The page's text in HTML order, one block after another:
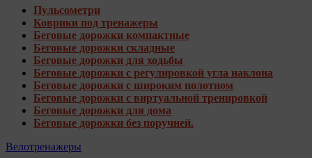
Пульсометри
Коврики под тренажеры
Беговые дорожки компактные
Беговые дорожки складные
Беговые дорожки для ходьбы
Беговые дорожки с регулировкой угла наклона
Беговые дорожки с широким полотном
Беговые дорожки с виртуальной тренировкой
Беговые дорожки для дома
Беговые дорожки без поручней.
Велотренажеры